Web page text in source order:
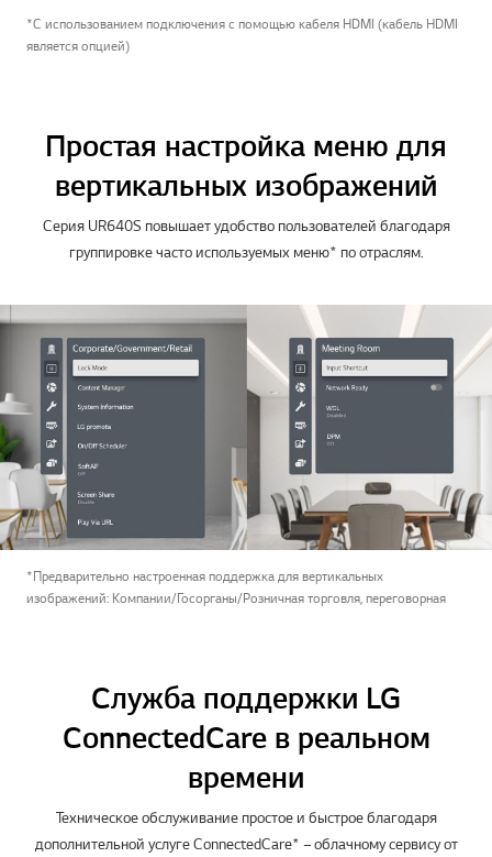
*С использованием подключения с помощью кабеля HDMI (кабель HDMI
является опцией)
Простая настройка меню для
вертикальных изображений
Серия UR640S повышает удобство пользователей благодаря
группировке часто используемых меню* по отраслям.
*Предварительно настроенная поддержка для вертикальных
изображений: Компании/Госорганы/Розничная торговля, переговорная
Служба поддержки LG
ConnectedCare в реальном
времени
Техническое обслуживание простое и быстрое благодаря
дополнительной услуге ConnectedCare* – облачному сервису от